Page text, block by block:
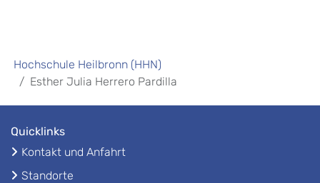
Hochschule Heilbronn (HHN)
Esther Julia Herrero Pardilla
Quicklinks
Kontakt und Anfahrt
Standorte